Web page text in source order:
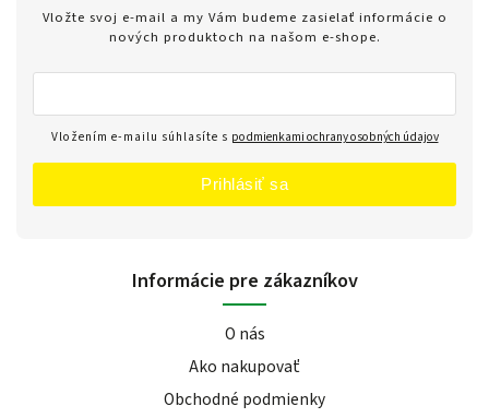
Vložte svoj e-mail a my Vám budeme zasielať informácie o
nových produktoch na našom e-shope.
Vložením e-mailu súhlasíte s podmienkami ochrany osobných údajov
Prihlásiť sa
Informácie pre zákazníkov
O nás
Ako nakupovať
Obchodné podmienky